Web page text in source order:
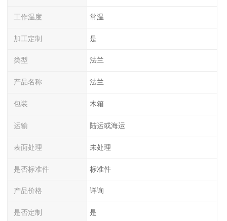
工作温度 常温
加工定制 是
类型 法兰
产品名称 法兰
包装 木箱
运输 陆运或海运
表面处理 未处理
是否标准件 标准件
产品价格 详询
是否定制 是